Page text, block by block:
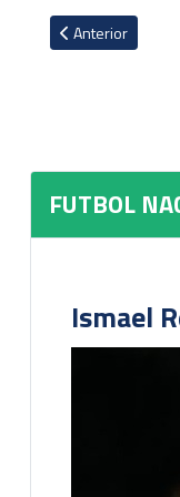
Artículo anterior:
Anterior
FUTBOL
Ismael